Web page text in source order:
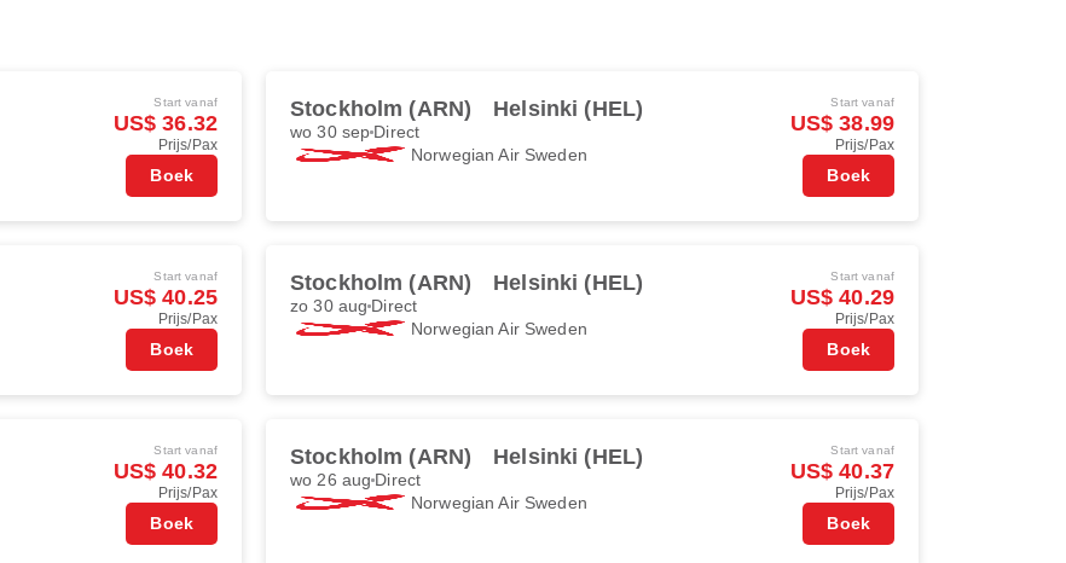
Start vanaf
US$ 36.32
Prijs/Pax
Boek
Stockholm (ARN) Helsinki (HEL)
wo 30 sep Direct
Norwegian Air Sweden
Start vanaf
US$ 38.99
Prijs/Pax
Boek
Start vanaf
US$ 40.25
Prijs/Pax
Boek
Stockholm (ARN) Helsinki (HEL)
zo 30 aug Direct
Norwegian Air Sweden
Start vanaf
US$ 40.29
Prijs/Pax
Boek
Start vanaf
US$ 40.32
Prijs/Pax
Boek
Stockholm (ARN) Helsinki (HEL)
wo 26 aug Direct
Norwegian Air Sweden
Start vanaf
US$ 40.37
Prijs/Pax
Boek